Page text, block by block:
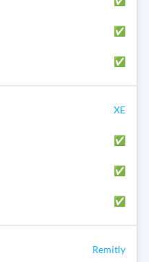
✅
✅
XE
✅
✅
✅
Remitly